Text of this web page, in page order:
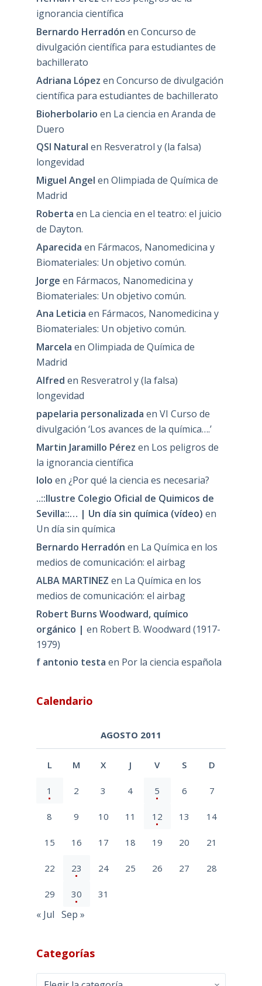
ignorancia científica
Bernardo Herradón en Concurso de
divulgación científica para estudiantes de
bachillerato
Adriana López en Concurso de divulgación
científica para estudiantes de bachillerato
Bioherbolario en La ciencia en Aranda de
Duero
QSI Natural en Resveratrol y (la falsa)
longevidad
Miguel Angel en Olimpiada de Química de
Madrid
Roberta en La ciencia en el teatro: el juicio
de Dayton.
Aparecida en Fármacos, Nanomedicina y
Biomateriales: Un objetivo común.
Jorge en Fármacos, Nanomedicina y
Biomateriales: Un objetivo común.
Ana Leticia en Fármacos, Nanomedicina y
Biomateriales: Un objetivo común.
Marcela en Olimpiada de Química de
Madrid
Alfred en Resveratrol y (la falsa)
longevidad
papelaria personalizada en VI Curso de
divulgación ‘Los avances de la química….’
Martin Jaramillo Pérez en Los peligros de
la ignorancia científica
lolo en ¿Por qué la ciencia es necesaria?
..::Ilustre Colegio Oficial de Quimicos de
Sevilla::… | Un día sin química (vídeo) en
Un día sin química
Bernardo Herradón en La Química en los
medios de comunicación: el airbag
ALBA MARTINEZ en La Química en los
medios de comunicación: el airbag
Robert Burns Woodward, químico
orgánico | en Robert B. Woodward (1917-
1979)
f antonio testa en Por la ciencia española
Calendario
AGOSTO 2011
L M X J V S D
1 2 3 4 5 6 7
8 9 10 11 12 13 14
15 16 17 18 19 20 21
22 23 24 25 26 27 28
29 30 31
« Jul Sep »
Categorías
Categorías